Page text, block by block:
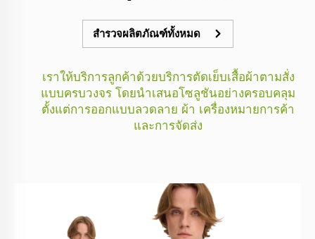
สำรวจผลิตภัณฑ์ทั้งหมด
เราให้บริการลูกค้าด้วยบริการตัดเย็บเสื้อผ้าตามสั่ง
แบบครบวงจร โดยนำเสนอโซลูชันอย่างครอบคลุม
ตั้งแต่การออกแบบลวดลาย ผ้า เครื่องหมายการค้า
และการจัดส่ง